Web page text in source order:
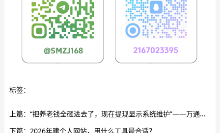
标签：
上篇： “把养老钱全砸进去了，现在提现显示系统维护”——万通金掌柜正把中老年人的血汗钱洗进境外
下篇： 2026年建个人网站，用什么工具最合适？